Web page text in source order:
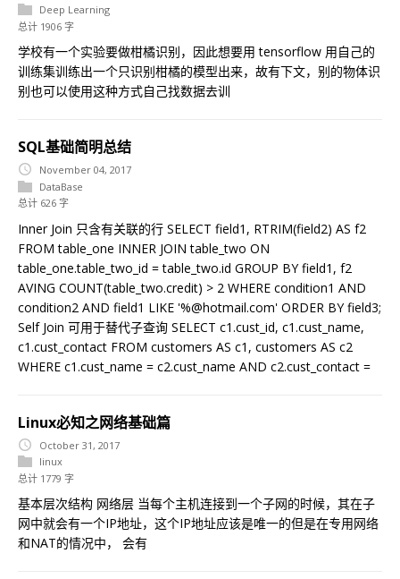
Deep Learning
总计 1906 字
学校有一个实验要做柑橘识别，因此想要用 tensorflow 用自己的
训练集训练出一个只识别柑橘的模型出来，故有下文，别的物体识
别也可以使用这种方式自己找数据去训
SQL基础简明总结
November 04, 2017
DataBase
总计 626 字
Inner Join 只含有关联的行 SELECT field1, RTRIM(field2) AS f2
FROM table_one INNER JOIN table_two ON
table_one.table_two_id = table_two.id GROUP BY field1, f2
AVING COUNT(table_two.credit) > 2 WHERE condition1 AND
condition2 AND field1 LIKE '%@hotmail.com' ORDER BY field3;
Self Join 可用于替代子查询 SELECT c1.cust_id, c1.cust_name,
c1.cust_contact FROM customers AS c1, customers AS c2
WHERE c1.cust_name = c2.cust_name AND c2.cust_contact =
Linux必知之网络基础篇
October 31, 2017
linux
总计 1779 字
基本层次结构 网络层 当每个主机连接到一个子网的时候，其在子
网中就会有一个IP地址，这个IP地址应该是唯一的但是在专用网络
和NAT的情况中， 会有